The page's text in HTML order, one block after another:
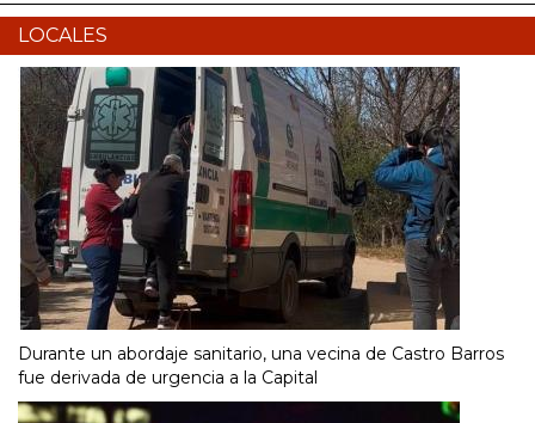
LOCALES
Durante un abordaje sanitario, una vecina de Castro Barros
fue derivada de urgencia a la Capital